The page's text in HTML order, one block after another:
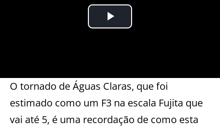
O tornado de Águas Claras, que foi
estimado como um F3 na escala Fujita que
vai até 5, é uma recordação de como esta